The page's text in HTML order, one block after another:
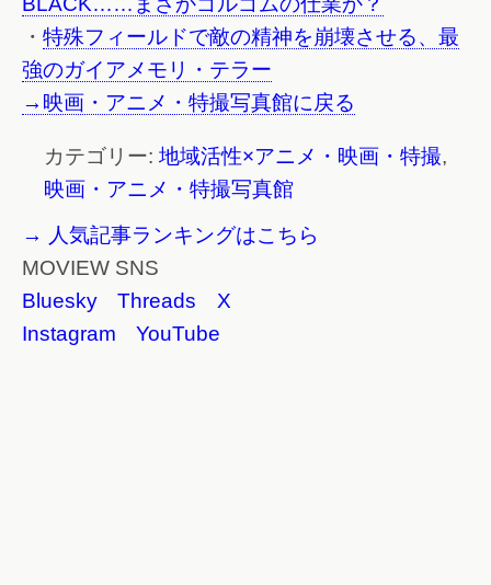
・ 特殊フィールドで敵の精神を崩壊させる、最
強のガイアメモリ・テラー
→映画・アニメ・特撮写真館に戻る
カテゴリー: 地域活性×アニメ・映画・特撮,
映画・アニメ・特撮写真館
→ 人気記事ランキングはこちら
MOVIEW SNS
Bluesky
Threads
X
Instagram
YouTube